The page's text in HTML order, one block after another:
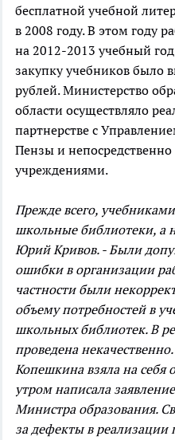
бесплатной учебной
в 2008 году. В этом году
на 2012-2013 учебный
закупку учебников было
рублей. Министерство
области осуществляло
партнерстве с
Пензы и
учреждениями.
Прежде всего,
школьные библиотеки, а
Юрий Кривов. - Были
ошибки в организации
частности были
объему потребностей в
школьных библиотек. В
проведена
Копешкина взяла на себя
утром написала
Министра образования.
за дефекты в реализации